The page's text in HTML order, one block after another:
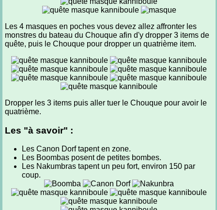
Les 4 masques en poches vous devez allez affronter les
monstres du bateau du Chouque afin d'y dropper 3 items de
quête, puis le Chouque pour dropper un quatrième item.
Dropper les 3 items puis aller tuer le Chouque pour avoir le
quatrième.
Les "à savoir" :
Les Canon Dorf tapent en zone.
Les Boombas posent de petites bombes.
Les Nakumbras tapent un peu fort, environ 150 par
coup.